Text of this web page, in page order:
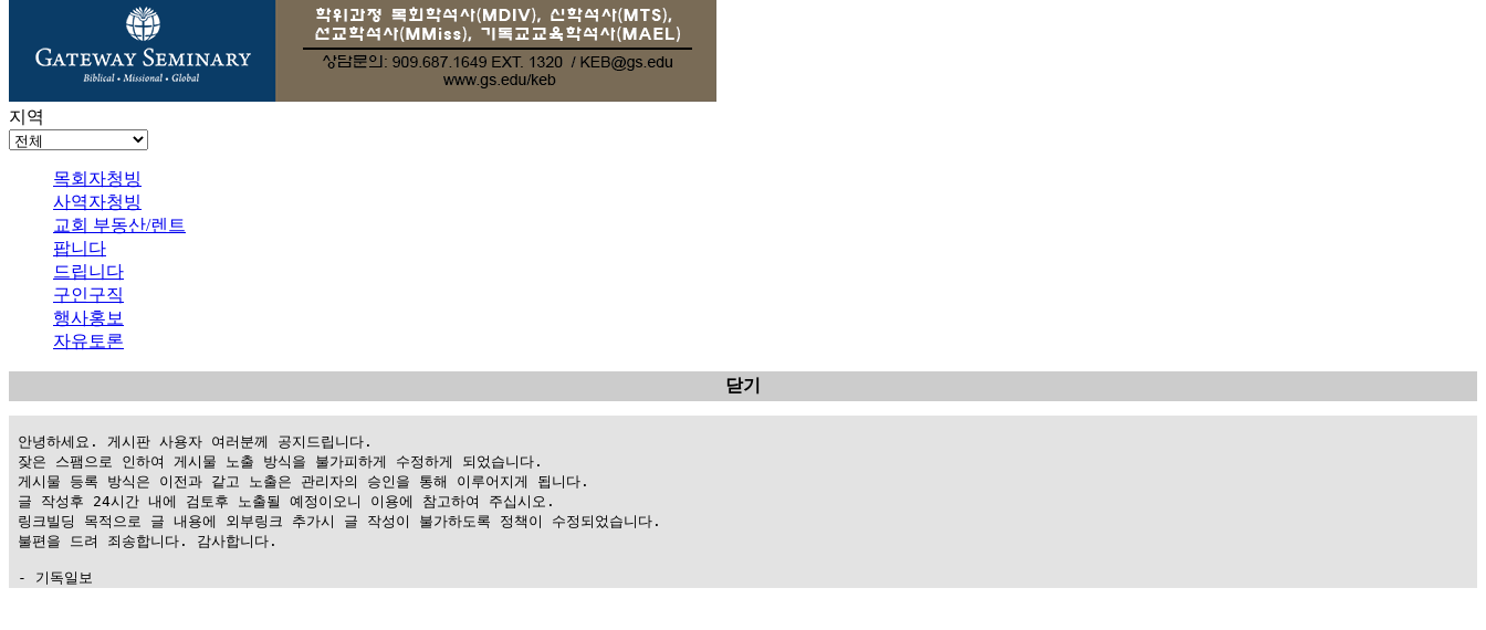
지역
목회자청빙
사역자청빙
교회 부동산/렌트
팝니다
드립니다
구인구직
행사홍보
자유토론
닫기
안녕하세요. 게시판 사용자 여러분께 공지드립니다.
잦은 스팸으로 인하여 게시물 노출 방식을 불가피하게 수정하게 되었습니다.
게시물 등록 방식은 이전과 같고 노출은 관리자의 승인을 통해 이루어지게 됩니다.
글 작성후 24시간 내에 검토후 노출될 예정이오니 이용에 참고하여 주십시오.
링크빌딩 목적으로 글 내용에 외부링크 추가시 글 작성이 불가하도록 정책이 수정되었습니다.
불편을 드려 죄송합니다. 감사합니다.
- 기독일보